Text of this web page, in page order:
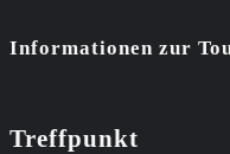
Informationen zur
Treffpunkt